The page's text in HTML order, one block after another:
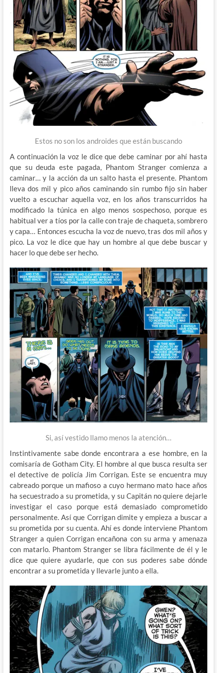
Estos no son los androides que están buscando
A continuación la voz le dice que debe caminar por ahí hasta
que su deuda este pagada, Phantom Stranger comienza a
caminar… y la acción da un salto hasta el presente. Phantom
lleva dos mil y pico años caminando sin rumbo fijo sin haber
vuelto a escuchar aquella voz, en los años transcurridos ha
modificado la túnica en algo menos sospechoso, porque es
habitual ver a tíos por la calle con traje de chaqueta, sombrero
y capa… Entonces escucha la voz de nuevo, tras dos mil años y
pico. La voz le dice que hay un hombre al que debe buscar y
hacer lo que debe ser hecho.
Si, así vestido llamo menos la atención…
Instintivamente sabe donde encontrara a ese hombre, en la
comisaría de Gotham City. El hombre al que busca resulta ser
el detective de policía Jim Corrigan. Este se encuentra muy
cabreado porque un mafioso a cuyo hermano mato hace años
ha secuestrado a su prometida, y su Capitán no quiere dejarle
investigar el caso porque está demasiado comprometido
personalmente. Así que Corrigan dimite y empieza a buscar a
su prometida por su cuenta. Ahí es donde interviene Phantom
Stranger a quien Corrigan encañona con su arma y amenaza
con matarlo. Phantom Stranger se libra fácilmente de él y le
dice que quiere ayudarle, que con sus poderes sabe dónde
encontrar a su prometida y llevarle junto a ella.